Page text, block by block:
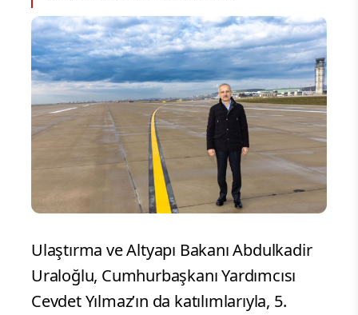
Ulaştırma ve Altyapı Bakanı Abdulkadir
Uraloğlu, Cumhurbaşkanı Yardımcısı
Cevdet Yılmaz’ın da katılımlarıyla, 5.